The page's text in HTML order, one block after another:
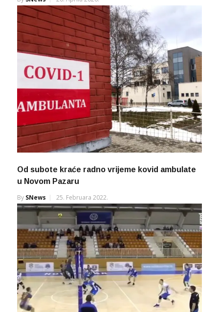
Od subote kraće radno vrijeme kovid ambulate
u Novom Pazaru
By SNews 25. Februara 2022.